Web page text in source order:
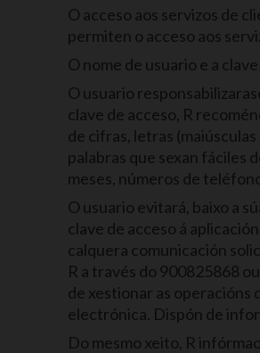
O acceso aos servizos de
permiten o acceso aos
O nome de usuario e a
O usuario
clave de acceso, R
de cifras, letras
palabras que sexan fáciles
meses, números de
O usuario evitará, baixo a
clave de acceso á
calquera comunicación
R a través do 900825868
de xestionar as operacións
electrónica. Dispón de
Do mesmo xeito, R